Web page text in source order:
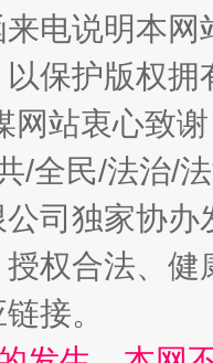
电说明本
保护版权
网站衷心致
/全民/法治/
司独家协
权合法、
接。